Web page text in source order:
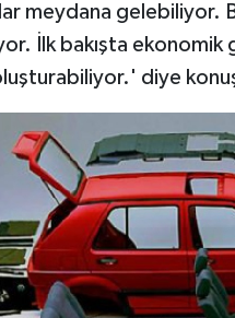
meydana gelebiliyor.
İlk bakışta
diye